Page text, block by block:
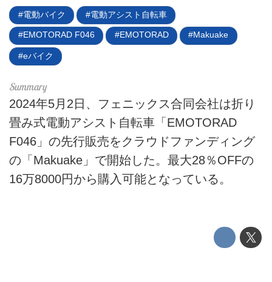
電動バイク
電動キックボード
テクノロジー
このメディアについて
運営会社
電動バイク 電動アシスト自転車
EMOTORAD F046 EMOTORAD Makuake
eバイク
2024年5月2日、フェニックス合同会社は折り
畳み式電動アシスト自転車「EMOTORAD
F046」の先行販売をクラウドファンディング
の「Makuake」で開始した。最大28％OFFの
16万8000円から購入可能となっている。